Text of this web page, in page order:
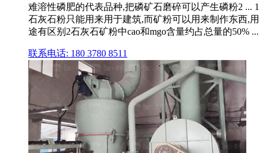
难溶性磷肥的代表品种,把磷矿石磨碎可以产生磷粉2 ... 1
石灰石粉只能用来用于建筑,而矿粉可以用来制作东西,用
途有区别2石灰石矿粉中cao和mgo含量约占总量的50% ...
联系电话: 180 3780 8511